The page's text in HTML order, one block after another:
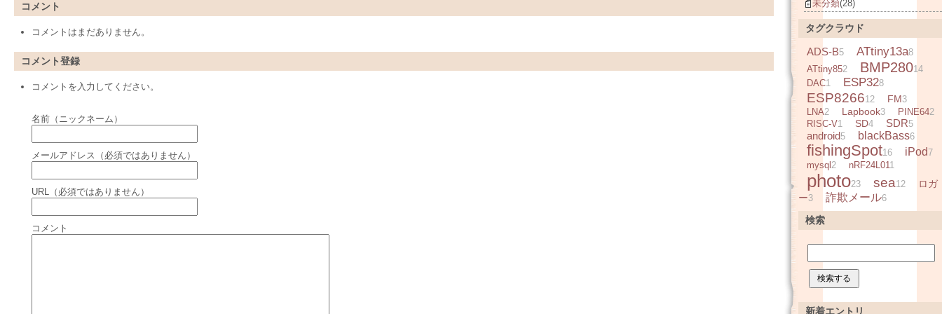
コメント
コメントはまだありません。
コメント登録
コメントを入力してください。
名前（ニックネーム）
メールアドレス（必須ではありません）
URL（必須ではありません）
コメント
未分類(28)
タグクラウド
ADS-B5 ATtiny13a8
ATtiny852 BMP28014
DAC1 ESP328
ESP826612 FM3
LNA2 Lapbook3 PINE642
RISC-V1 SD4 SDR5
android5 blackBass6
fishingSpot16 iPod7
mysql 2 nRF24L011
photo23 sea12
ロガ
ー3 詐欺メール6
検索
新着エントリ